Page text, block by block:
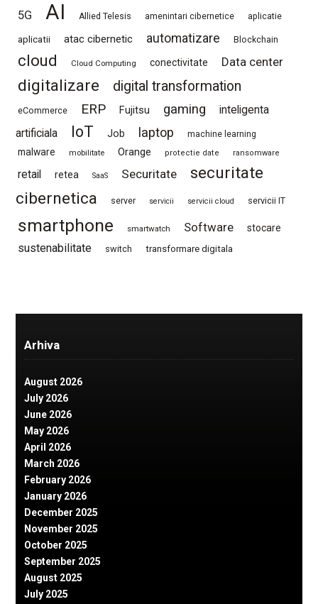
5G AI Allied Telesis amenintari cibernetice aplicatie
aplicatii atac cibernetic automatizare Blockchain
cloud Cloud Computing conectivitate Data center
digitalizare digital transformation
eCommerce ERP Fujitsu gaming
inteligenta
artificiala
IoT Job laptop machine learning
malware mobilitate Orange protectie date ransomware
retail retea SaaS Securitate
securitate
cibernetica
server servicii servicii cloud servicii IT
smartphone smartwatch Software stocare
sustenabilitate switch transformare digitala
Arhiva
August 2026
July 2026
June 2026
May 2026
April 2026
March 2026
February 2026
January 2026
December 2025
November 2025
October 2025
September 2025
August 2025
July 2025